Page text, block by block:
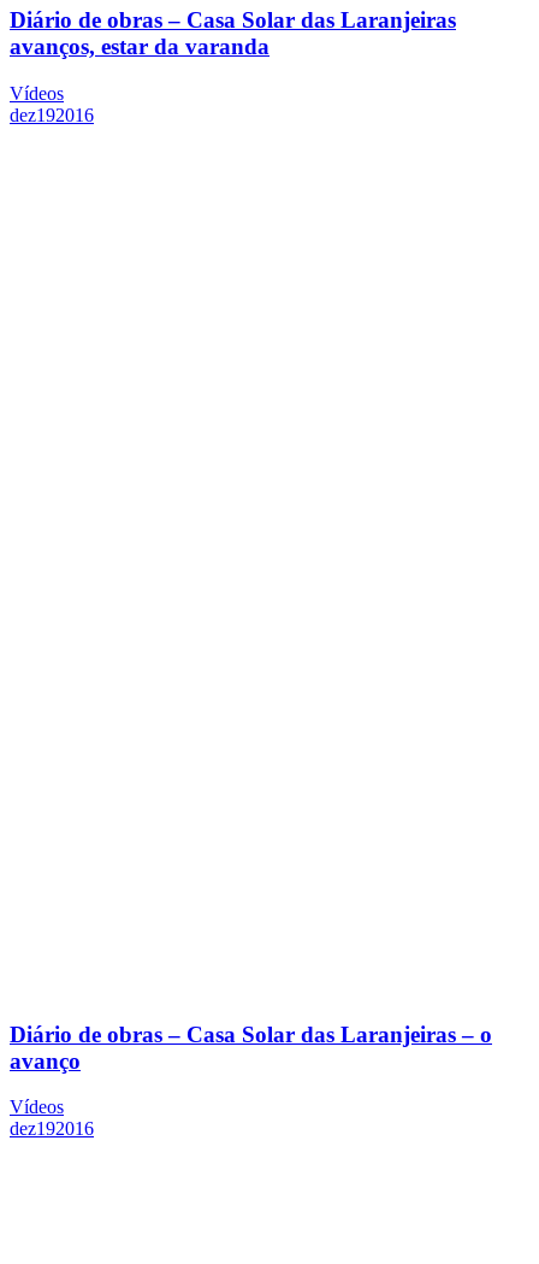
Diário de obras – Casa Solar das Laranjeiras
avanços, estar da varanda
Vídeos
dez192016
Diário de obras – Casa Solar das Laranjeiras – o
avanço
Vídeos
dez192016